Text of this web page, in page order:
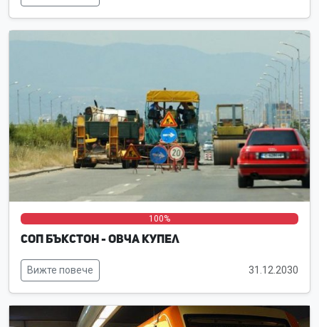
0%
0% 100%
СОП Бъкстон - Овча купел
Вижте повече 31.12.2030